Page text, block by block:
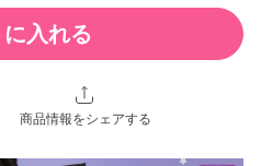
入れる
商品情報をシェアする